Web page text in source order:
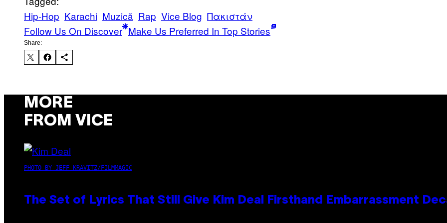
Hip-Hop Karachi Muzică Rap Vice Blog Πακιστάν
Follow Us On Discover Make Us Preferred In Top Stories
Share:
MORE
FROM VICE
PHOTO BY JEFF KRAVITZ/FILMMAGIC
The Set of Lyrics That Still Give Kim Deal Firsthand Embarrassment